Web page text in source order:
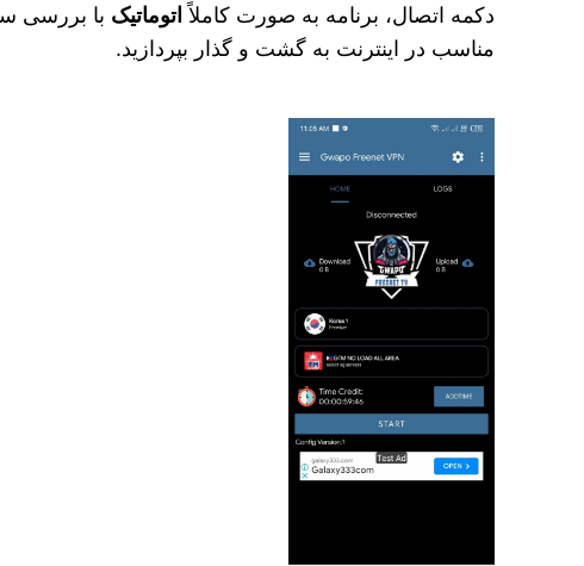
دکمه اتصال، برنامه به صورت کاملاً اتوماتیک با بررسی
مناسب در اینترنت به گشت و گذار بپردازید.